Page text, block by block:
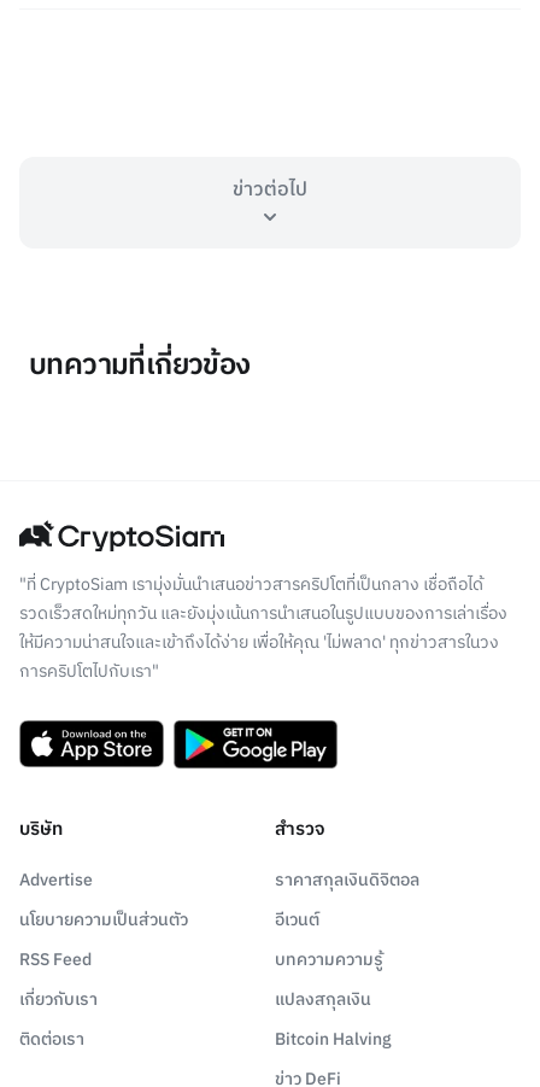
ข่าวต่อไป
บทความที่เกี่ยวข้อง
"ที่ CryptoSiam เรามุ่งมั่นนำเสนอข่าวสารคริปโตที่เป็นกลาง เชื่อถือได้
รวดเร็วสดใหม่ทุกวัน และยังมุ่งเน้นการนำเสนอในรูปแบบของการเล่าเรื่อง
ให้มีความน่าสนใจและเข้าถึงได้ง่าย เพื่อให้คุณ 'ไม่พลาด' ทุกข่าวสารในวง
การคริปโตไปกับเรา"
บริษัท
Advertise
นโยบายความเป็นส่วนตัว
RSS Feed
เกี่ยวกับเรา
ติดต่อเรา
สำรวจ
ราคาสกุลเงินดิจิตอล
อีเวนต์
บทความความรู้
แปลงสกุลเงิน
Bitcoin Halving
ข่าว DeFi